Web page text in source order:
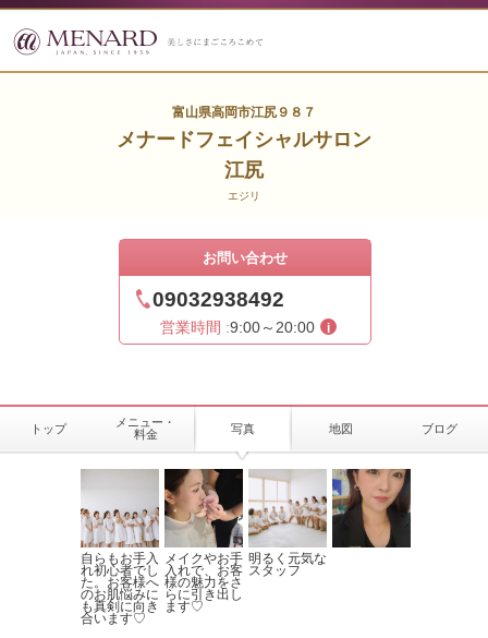
富山県高岡市江尻９８７
メナードフェイシャルサロン
江尻
エジリ
お問い合わせ
09032938492
営業時間 :9:00～20:00
トップ
メニュー・
料金
写真 地図 ブログ
自らもお手入
れ初心者でし
た。お客様へ
のお肌悩みに
も真剣に向き
合います♡
メイクやお手
入れで、お客
様の魅力をさ
らに引き出し
ます♡
明るく元気な
スタッフ